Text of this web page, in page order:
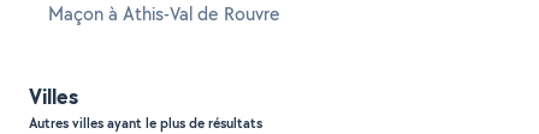
Maçon à Athis-Val de Rouvre
Villes
Autres villes ayant le plus de résultats